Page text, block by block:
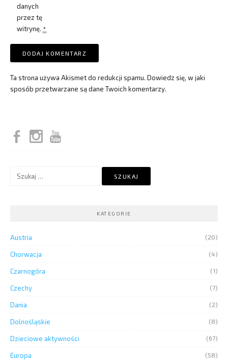
danych
przez tę
witrynę. *
Ta strona używa Akismet do redukcji spamu. Dowiedz się, w jaki
sposób przetwarzane są dane Twoich komentarzy.
Szukaj:
KATEGORIE
Austria (20)
Chorwacja (4)
Czarnogóra (1)
Czechy (7)
Dania (2)
Dolnośląskie (8)
Dzieciowe aktywności (67)
Europa (58)